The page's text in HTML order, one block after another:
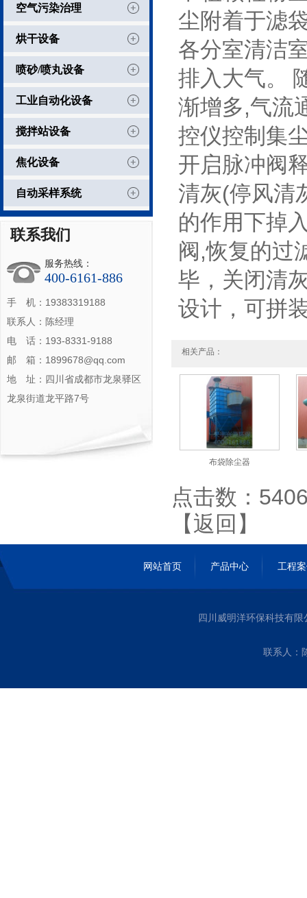
空气污染治理
烘干设备
喷砂/喷丸设备
工业自动化设备
搅拌站设备
焦化设备
自动采样系统
联系我们
服务热线：
400-6161-886
手 机：19383319188
联系人：陈经理
电 话：193-8331-9188
邮 箱：1899678@qq.com
地 址：四川省成都市龙泉驿区
龙泉街道龙平路7号
尘附着于滤
各分室清洁
排入大气。
渐增多,气流
控仪控制集
开启脉冲阀
清灰(停风清
的作用下掉
阀,恢复的过
毕，关闭清
设计，可拼
相关产品：
布袋除尘器
点击数：
【返回 】
网站首页 产品中心 工程
四川威明洋环保科技有
联系人：